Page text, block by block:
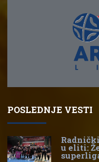
POSLEDNJE VESTI
u eliti: